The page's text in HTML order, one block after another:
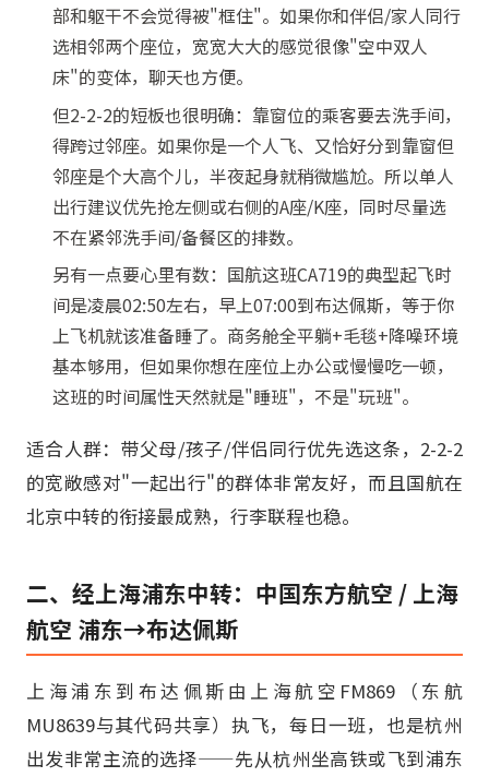
部和躯干不会觉得被"框住"。如果你和伴侣/家人同行
选相邻两个座位，宽宽大大的感觉很像"空中双人
床"的变体，聊天也方便。
但2-2-2的短板也很明确：靠窗位的乘客要去洗手间，
得跨过邻座。如果你是一个人飞、又恰好分到靠窗但
邻座是个大高个儿，半夜起身就稍微尴尬。所以单人
出行建议优先抢左侧或右侧的A座/K座，同时尽量选
不在紧邻洗手间/备餐区的排数。
另有一点要心里有数：国航这班CA719的典型起飞时
间是凌晨02:50左右，早上07:00到布达佩斯，等于你
上飞机就该准备睡了。商务舱全平躺+毛毯+降噪环境
基本够用，但如果你想在座位上办公或慢慢吃一顿，
这班的时间属性天然就是"睡班"，不是"玩班"。
适合人群：带父母/孩子/伴侣同行优先选这条，2-2-2
的宽敞感对"一起出行"的群体非常友好，而且国航在
北京中转的衔接最成熟，行李联程也稳。
二、经上海浦东中转：中国东方航空 / 上海
航空 浦东→布达佩斯
上海浦东到布达佩斯由上海航空FM869（东航
MU8639与其代码共享）执飞，每日一班，也是杭州
出发非常主流的选择——先从杭州坐高铁或飞到浦东